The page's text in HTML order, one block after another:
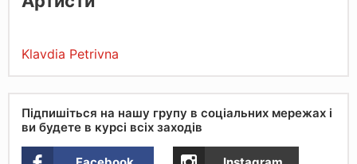
Klavdia Petrivna
Підпишіться на нашу групу в соціальних мережах і
ви будете в курсі всіх заходів